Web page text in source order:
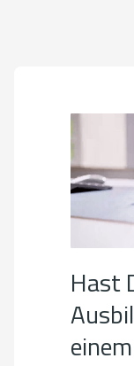
Hast